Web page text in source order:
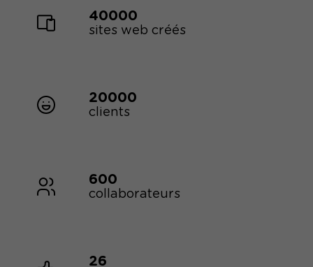
40000
sites web créés
20000
clients
600
collaborateurs
26